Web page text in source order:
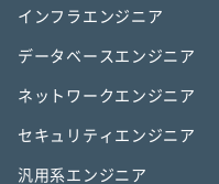
インフラエンジニア
データベースエンジニア
ネットワークエンジニア
セキュリティエンジニア
汎用系エンジニア